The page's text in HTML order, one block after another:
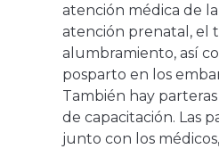
atención médica de
atención prenatal, el
alumbramiento, así
posparto en los
También hay
de capacitación. Las
junto con los